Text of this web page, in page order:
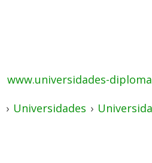
www.universidades-
› Universidades ›